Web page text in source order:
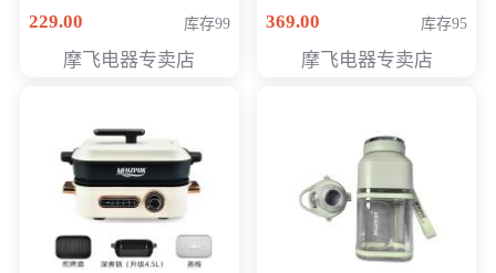
168元
229.00 库存99
摩飞电器专卖店
元
369.00 库存95
摩飞电器专卖店